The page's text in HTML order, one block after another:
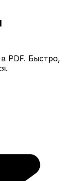
PDF. Быстро,